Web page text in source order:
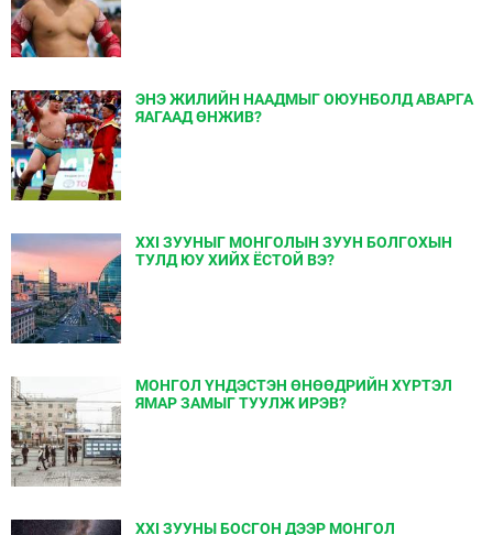
ЭНЭ ЖИЛИЙН НААДМЫГ ОЮУНБОЛД АВАРГА
ЯАГААД ӨНЖИВ?
XXI ЗУУНЫГ МОНГОЛЫН ЗУУН БОЛГОХЫН
ТУЛД ЮУ ХИЙХ ЁСТОЙ ВЭ?
МОНГОЛ ҮНДЭСТЭН ӨНӨӨДРИЙН ХҮРТЭЛ
ЯМАР ЗАМЫГ ТУУЛЖ ИРЭВ?
XXI ЗУУНЫ БОСГОН ДЭЭР МОНГОЛ